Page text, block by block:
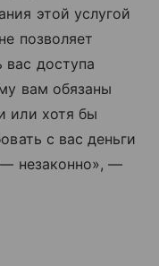
этой услугой
позволяет
доступа
вам обязаны
или хотя бы
с вас деньги
— незаконно», —